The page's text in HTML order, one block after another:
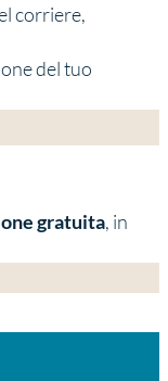
corriere,
del tuo
gratuita, in